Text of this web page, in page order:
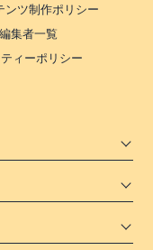
ンツ制作ポリシー
編集者一覧
ィーポリシー